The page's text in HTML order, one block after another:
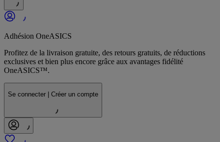
Adhésion OneASICS
Profitez de la livraison gratuite, des retours gratuits, de réductions
exclusives et bien plus encore grâce aux avantages fidélité
OneASICS™.
Se connecter | Créer un compte